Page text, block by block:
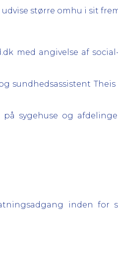
større omhu i sit
med angivelse af
Theis
sygehuse og
inden for